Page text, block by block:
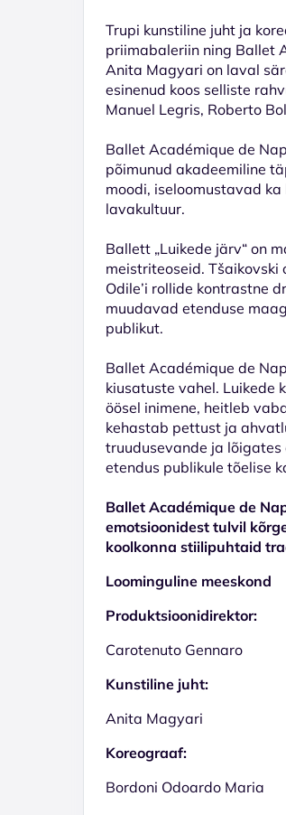
Trupi kunstiline juht ja
priimabaleriin ning Ballet
Anita Magyari on laval
esinenud koos selliste
Manuel Legris, Roberto
Ballet Académique de
põimunud akadeemiline
moodi, iseloomustavad
lavakultuur.
Ballett „Luikede järv“ on
meistriteoseid. Tšaikovski
Odile’i rollide kontrastne
muudavad etenduse
publikut.
Ballet Académique de
kiusatuste vahel. Luikede
öösel inimene, heitleb
kehastab pettust ja
truudusevande ja lõigates
etendus publikule tõelise
Ballet Académique de
emotsioonidest tulvil
koolkonna stiilipuhtaid
Loominguline meeskond
Produktsioonidirektor:
Carotenuto Gennaro
Kunstiline juht:
Anita Magyari
Koreograaf:
Bordoni Odoardo Maria